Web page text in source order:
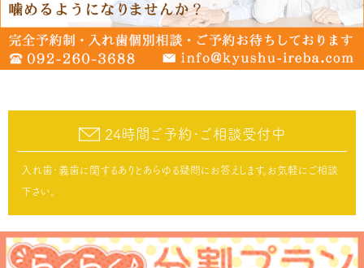
24時間ご予約･ご相談受付中
入れ歯･義歯に関するありとあらゆる疑問にお答えします。お気軽にご相談
下さい。